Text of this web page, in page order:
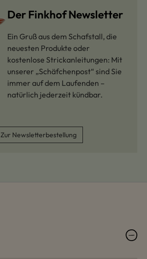
Der Finkhof Newsletter
Ein Gruß aus dem Schafstall, die
neuesten Produkte oder
kostenlose Strickanleitungen: Mit
unserer „Schäfchenpost“ sind Sie
immer auf dem Laufenden –
natürlich jederzeit kündbar.
Zur Newsletterbestellung